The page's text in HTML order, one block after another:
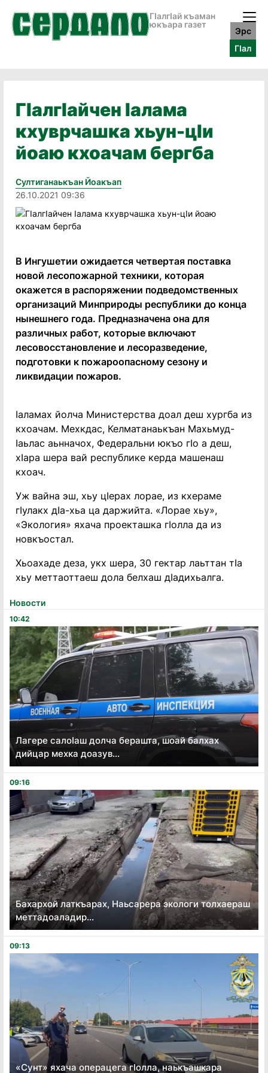
ГӀалгӀай къаман
юкъара газет
Эрс
ГӀал
Новости
10:42
Лагере салоӏаш долча берашта, шоай балхах
дийцар мехка доазув...
09:16
Бахархой латкъарах, Наьсарера экологи толхаераш
меттадоаладир...
09:13
«Сунт» яхача операцега гӏолла, наькъашкара
ГIалгIайчен Iалама
кхуврчашка хьун-цIи
йоаю кхоачам бергба
Султиганаькъан Йоакъап
26.10.2021 09:36
В Ингушетии ожидается четвертая поставка
новой лесопожарной техники, которая
окажется в распоряжении подведомственных
организаций Минприроды республики до конца
нынешнего года. Предназначена она для
различных работ, которые включают
лесовосстановление и лесоразведение,
подготовки к пожароопасному сезону и
ликвидации пожаров.
Iаламах йолча Министерства доал деш хургба из
кхоачам. Мехкдас, Келматанаькъан Махьмуд-
Iаьлас аьнначох, Федеральни юкъо гIо а деш,
хIара шера вай республике керда машенаш
кхоач.
Уж вайна эш, хьу цIерах лорае, из кхераме
гIулакх дIа-хьа ца даржийта. «Лорае хьу»,
«Экология» яхача проекташка гIолла да из
новкъостал.
Хьоахаде деза, укх шера, 30 гектар лаьттан тIа
хьу меттаоттаеш дола белхаш дIадихьалга.